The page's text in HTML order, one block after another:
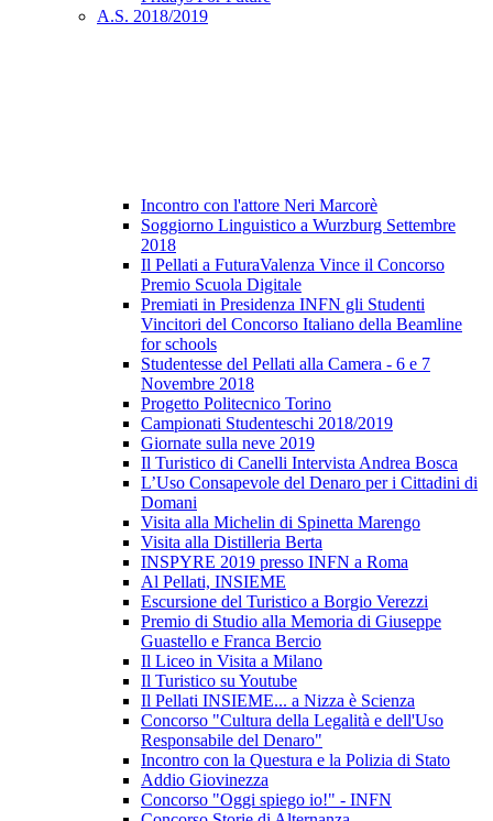
A.S. 2018/2019
Incontro con l'attore Neri Marcorè
Soggiorno Linguistico a Wurzburg Settembre
2018
Il Pellati a FuturaValenza Vince il Concorso
Premio Scuola Digitale
Premiati in Presidenza INFN gli Studenti
Vincitori del Concorso Italiano della Beamline
for schools
Studentesse del Pellati alla Camera - 6 e 7
Novembre 2018
Progetto Politecnico Torino
Campionati Studenteschi 2018/2019
Giornate sulla neve 2019
Il Turistico di Canelli Intervista Andrea Bosca
L’Uso Consapevole del Denaro per i Cittadini di
Domani
Visita alla Michelin di Spinetta Marengo
Visita alla Distilleria Berta
INSPYRE 2019 presso INFN a Roma
Al Pellati, INSIEME
Escursione del Turistico a Borgio Verezzi
Premio di Studio alla Memoria di Giuseppe
Guastello e Franca Bercio
Il Liceo in Visita a Milano
Il Turistico su Youtube
Il Pellati INSIEME... a Nizza è Scienza
Concorso "Cultura della Legalità e dell'Uso
Responsabile del Denaro"
Incontro con la Questura e la Polizia di Stato
Addio Giovinezza
Concorso "Oggi spiego io!" - INFN